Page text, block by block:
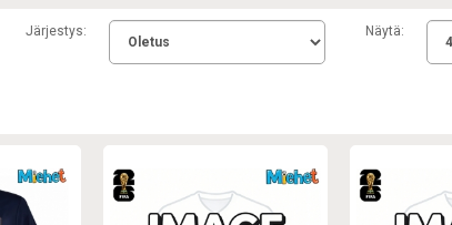
Järjestys: Näytä: